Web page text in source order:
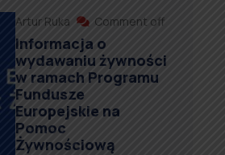
Artur Ruka Comment off
Informacja o
wydawaniu żywności
w ramach Programu
Fundusze
Europejskie na
Pomoc
Żywnościową